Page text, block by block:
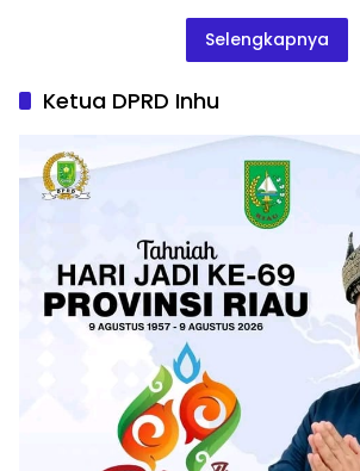
Selengkapnya
Ketua DPRD Inhu